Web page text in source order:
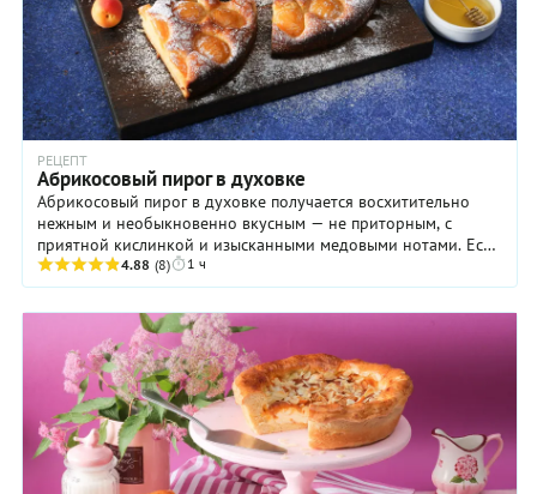
РЕЦЕПТ
Абрикосовый пирог в духовке
Абрикосовый пирог в духовке получается восхитительно
нежным и необыкновенно вкусным — не приторным, с
приятной кислинкой и изысканными медовыми нотами. Если
же вы любите более сладкие варианты, просто ...
4.88 (8) 1 ч